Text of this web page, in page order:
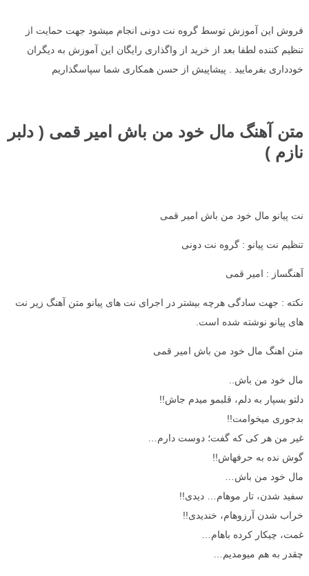
فروش این آموزش توسط گروه نت دونی انجام میشود جهت حمایت از
تنظیم کننده لطفا بعد از خرید از واگذاری رایگان این آموزش به دیگران
خودداری بفرمایید . پیشاپیش از حسن همکاری شما سپاسگذاریم
متن آهنگ مال خود من باش امیر قمی ( دلبر
نازم )
نت پیانو مال خود من باش امیر قمی
تنظیم نت پیانو : گروه نت دونی
آهنگساز : امیر قمی
نکته : جهت سادگی هرچه بیشتر در اجرای نت های پیانو متن آهنگ زیر نت
های پیانو نوشته شده است.
متن اهنگ مال خود من باش امیر قمی
مال خود من باش..
دلتو بسپار به دلم، قلبمو میدم جاش!!
بدجوری میخوامت!!
غیر من هر کی که گفت؛ دوست دارم…
گوش نده به حرفهاش!!
مال خود من باش…
سفید شدن، تار موهام… دیدی!!
خراب شدن آرزوهام، خندیدی!!
غمت، چیکار کرده باهام…
چقدر به هم میومدیم…